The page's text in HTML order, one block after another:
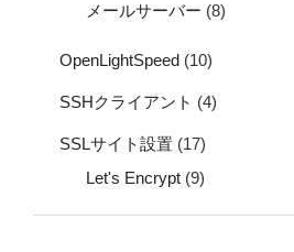
メールサーバー (8)
OpenLightSpeed (10)
SSHクライアント (4)
SSLサイト設置 (17)
Let's Encrypt (9)